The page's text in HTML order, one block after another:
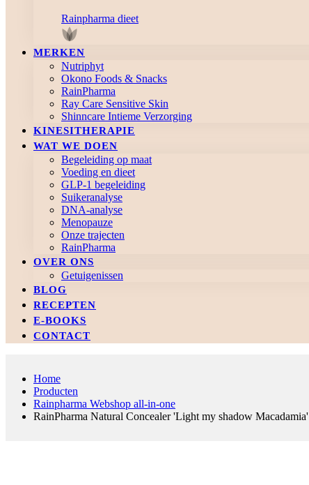
Rainpharma dieet
MERKEN
Nutriphyt
Okono Foods & Snacks
RainPharma
Ray Care Sensitive Skin
Shinncare Intieme Verzorging
KINESITHERAPIE
WAT WE DOEN
Begeleiding op maat
Voeding en dieet
GLP-1 begeleiding
Suikeranalyse
DNA-analyse
Menopauze
Onze trajecten
RainPharma
OVER ONS
Getuigenissen
BLOG
RECEPTEN
E-BOOKS
CONTACT
Home
Producten
Rainpharma Webshop all-in-one
RainPharma Natural Concealer 'Light my shadow Macadamia'